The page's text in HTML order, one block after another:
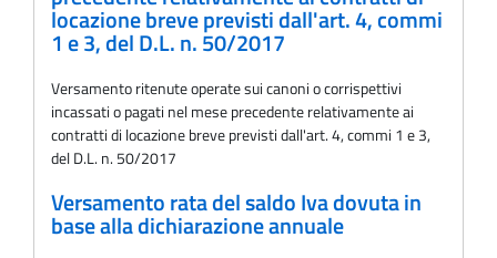
locazione breve previsti dall'art. 4, commi
1 e 3, del D.L. n. 50/2017
Versamento ritenute operate sui canoni o corrispettivi
incassati o pagati nel mese precedente relativamente ai
contratti di locazione breve previsti dall'art. 4, commi 1 e 3,
del D.L. n. 50/2017
Versamento rata del saldo Iva dovuta in
base alla dichiarazione annuale